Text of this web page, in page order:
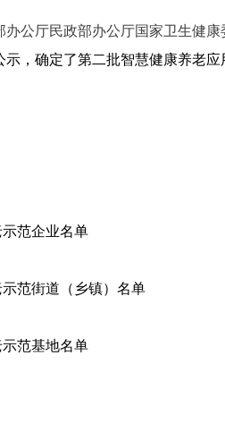
公厅民政部办公厅国家卫生健
，确定了第二批智慧健康养老应
范企业名单
范街道（乡镇）名单
范基地名单